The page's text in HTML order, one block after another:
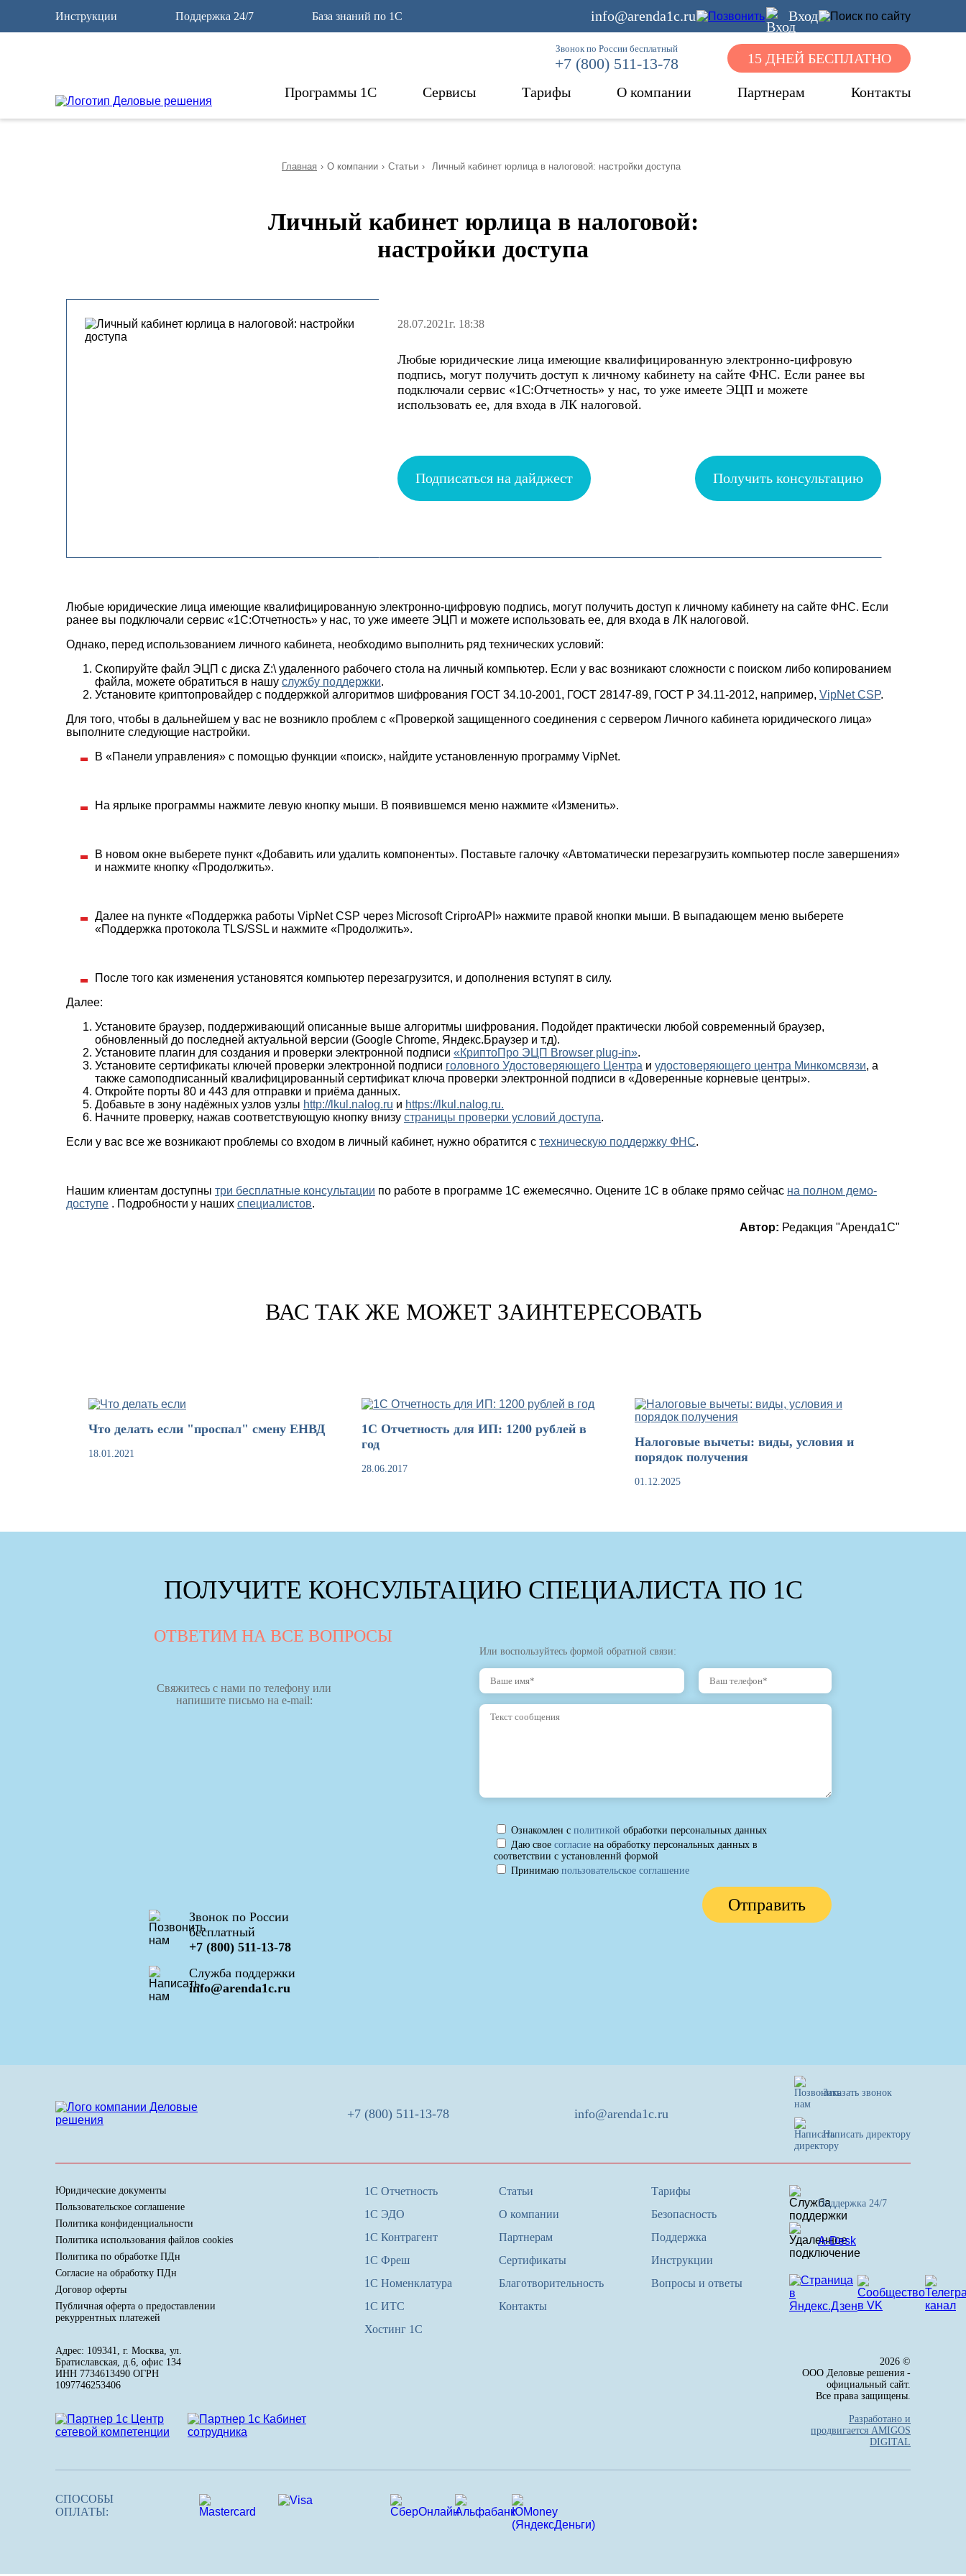
Инструкции Поддержка 24/7 База знаний по 1С info@arenda1c.ru Вход
Звонок по России бесплатный
+7 (800) 511-13-78 15 ДНЕЙ БЕСПЛАТНО
Программы 1С Сервисы Тарифы О компании Партнерам Контакты
Главная › О компании › Статьи › Личный кабинет юрлица в налоговой: настройки доступа
Личный кабинет юрлица в налоговой:
настройки доступа
28.07.2021г. 18:38
Любые юридические лица имеющие квалифицированную электронно-цифровую
подпись, могут получить доступ к личному кабинету на сайте ФНС. Если ранее вы
подключали сервис «1С:Отчетность» у нас, то уже имеете ЭЦП и можете
использовать ее, для входа в ЛК налоговой.
Подписаться на дайджест Получить консультацию
Любые юридические лица имеющие квалифицированную электронно-цифровую подпись, могут получить доступ к личному кабинету на сайте ФНС. Если
ранее вы подключали сервис «1С:Отчетность» у нас, то уже имеете ЭЦП и можете использовать ее, для входа в ЛК налоговой.
Однако, перед использованием личного кабинета, необходимо выполнить ряд технических условий:
Скопируйте файл ЭЦП с диска Z:\ удаленного рабочего стола на личный компьютер. Если у вас возникают сложности с поиском либо копированием
файла, можете обратиться в нашу службу поддержки.
Установите криптопровайдер с поддержкой алгоритмов шифрования ГОСТ 34.10-2001, ГОСТ 28147-89, ГОСТ Р 34.11-2012, например, VipNet CSP.
Для того, чтобы в дальнейшем у вас не возникло проблем с «Проверкой защищенного соединения с сервером Личного кабинета юридического лица»
выполните следующие настройки.
В «Панели управления» с помощью функции «поиск», найдите установленную программу VipNet.
На ярлыке программы нажмите левую кнопку мыши. В появившемся меню нажмите «Изменить».
В новом окне выберете пункт «Добавить или удалить компоненты». Поставьте галочку «Автоматически перезагрузить компьютер после завершения»
и нажмите кнопку «Продолжить».
Далее на пункте «Поддержка работы VipNet CSP через Microsoft CriproAPI» нажмите правой кнопки мыши. В выпадающем меню выберете
«Поддержка протокола TLS/SSL и нажмите «Продолжить».
После того как изменения установятся компьютер перезагрузится, и дополнения вступят в силу.
Далее:
Установите браузер, поддерживающий описанные выше алгоритмы шифрования. Подойдет практически любой современный браузер,
обновленный до последней актуальной версии (Google Chrome, Яндекс.Браузер и т.д).
Установите плагин для создания и проверки электронной подписи «КриптоПро ЭЦП Browser plug-in».
Установите сертификаты ключей проверки электронной подписи головного Удостоверяющего Центра и удостоверяющего центра Минкомсвязи, а
также самоподписанный квалифицированный сертификат ключа проверки электронной подписи в «Доверенные корневые центры».
Откройте порты 80 и 443 для отправки и приёма данных.
Добавьте в зону надёжных узлов узлы http://lkul.nalog.ru и https://lkul.nalog.ru.
Начните проверку, нажав соответствующую кнопку внизу страницы проверки условий доступа.
Если у вас все же возникают проблемы со входом в личный кабинет, нужно обратится с техническую поддержку ФНС.
Нашим клиентам доступны три бесплатные консультации по работе в программе 1С ежемесячно. Оцените 1С в облаке прямо сейчас на полном демо-
доступе . Подробности у наших специалистов.
Автор: Редакция "Аренда1С"
ВАС ТАК ЖЕ МОЖЕТ ЗАИНТЕРЕСОВАТЬ
Что делать если "проспал" смену ЕНВД
18.01.2021
1С Отчетность для ИП: 1200 рублей в
год
28.06.2017
Налоговые вычеты: виды, условия и
порядок получения
01.12.2025
ПОЛУЧИТЕ КОНСУЛЬТАЦИЮ СПЕЦИАЛИСТА ПО 1С
ОТВЕТИМ НА ВСЕ ВОПРОСЫ
Свяжитесь с нами по телефону или
напишите письмо на e-mail:
Звонок по России
бесплатный
+7 (800) 511-13-78
Служба поддержки
info@arenda1c.ru
Или воспользуйтесь формой обратной связи:
Ознакомлен с политикой обработки персональных данных
Даю свое согласие на обработку персональных данных в
соответствии с установленнй формой
Принимаю пользовательское соглашение
Отправить
+7 (800) 511-13-78 info@arenda1c.ru
Заказать звонок
Написать директору
Юридические документы
Пользовательское соглашение
Политика конфиденциальности
Политика использования файлов cookies
Политика по обработке ПДн
Cогласие на обработку ПДн
Договор оферты
Публичная оферта о предоставлении
рекуррентных платежей
Адрес: 109341, г. Москва, ул.
Братиславская, д.6, офис 134
ИНН 7734613490 ОГРН
1097746253406
1С Отчетность
1С ЭДО
1С Контрагент
1С Фреш
1С Номенклатура
1С ИТС
Хостинг 1С
Статьи
О компании
Партнерам
Сертификаты
Благотворительность
Контакты
Тарифы
Безопасность
Поддержка
Инструкции
Вопросы и ответы
Поддержка 24/7
A-Desk
2026 ©
ООО Деловые решения -
официальный сайт.
Все права защищены.
Разработано и
продвигается AMIGOS
DIGITAL
СПОСОБЫ
ОПЛАТЫ: